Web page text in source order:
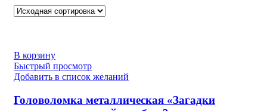
В корзину
Быстрый просмотр
Добавить в список желаний
Головоломка металлическая «Загадки